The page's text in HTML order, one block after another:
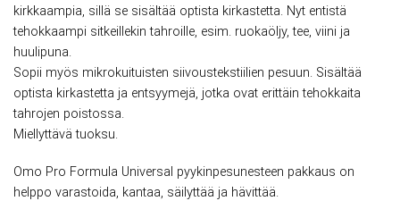
kirkkaampia, sillä se sisältää optista kirkastetta. Nyt entistä
tehokkaampi sitkeillekin tahroille, esim. ruokaöljy, tee, viini ja
huulipuna.
Sopii myös mikrokuituisten siivoustekstiilien pesuun. Sisältää
optista kirkastetta ja entsyymejä, jotka ovat erittäin tehokkaita
tahrojen poistossa.
Miellyttävä tuoksu.
Omo Pro Formula Universal pyykinpesunesteen pakkaus on
helppo varastoida, kantaa, säilyttää ja hävittää.